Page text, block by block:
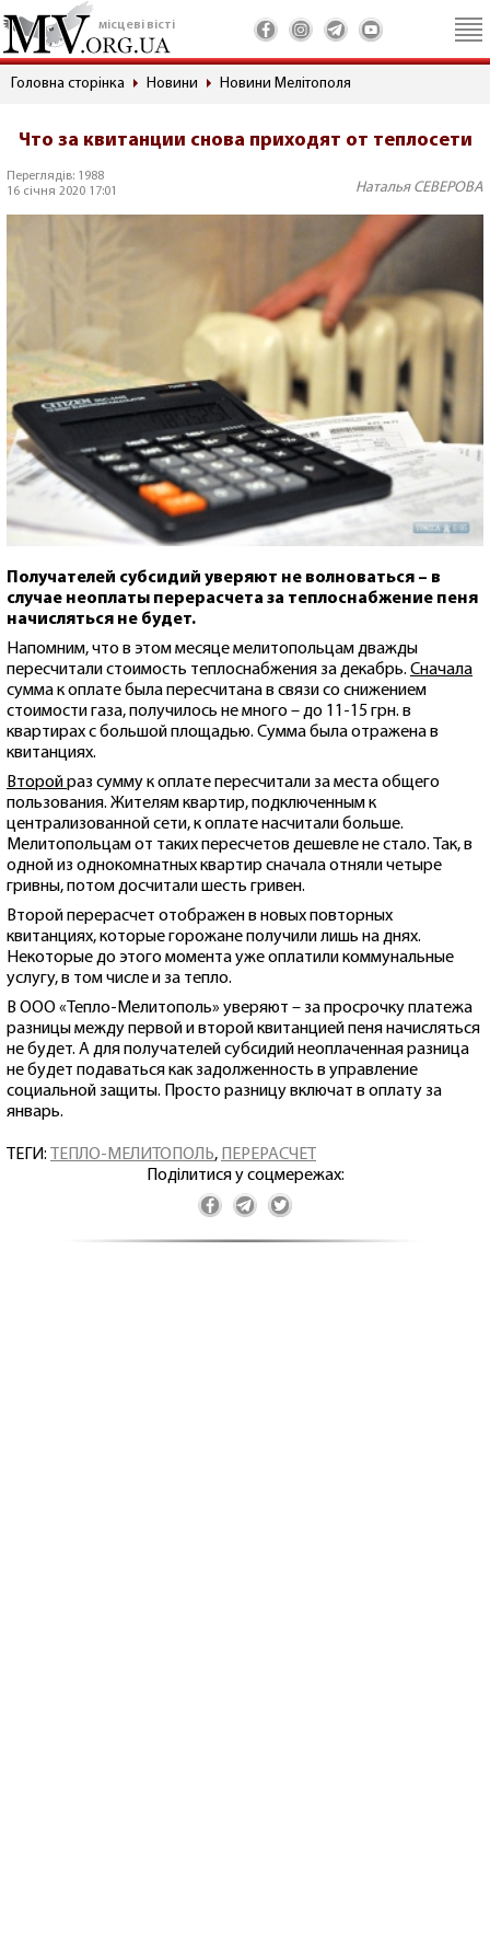
місцеві вісті
Головна сторінка Новини Новини Мелітополя
Что за квитанции снова приходят от теплосети
Переглядів: 1988
16 січня 2020 17:01
Наталья СЕВЕРОВА
Получателей субсидий уверяют не волноваться – в
случае неоплаты перерасчета за теплоснабжение пеня
начисляться не будет.
Напомним, что в этом месяце мелитопольцам дважды
пересчитали стоимость теплоснабжения за декабрь. Сначала
сумма к оплате была пересчитана в связи со снижением
стоимости газа, получилось не много – до 11-15 грн. в
квартирах с большой площадью. Сумма была отражена в
квитанциях.
Второйраз сумму к оплате пересчитали за места общего
пользования. Жителям квартир, подключенным к
централизованной сети, к оплате насчитали больше.
Мелитопольцам от таких пересчетов дешевле не стало. Так, в
одной из однокомнатных квартир сначала отняли четыре
гривны, потом досчитали шесть гривен.
Второй перерасчет отображен в новых повторных
квитанциях, которые горожане получили лишь на днях.
Некоторые до этого момента уже оплатили коммунальные
услугу, в том числе и за тепло.
В ООО «Тепло-Мелитополь» уверяют – за просрочку платежа
разницы между первой и второй квитанцией пеня начисляться
не будет. А для получателей субсидий неоплаченная разница
не будет подаваться как задолженность в управление
социальной защиты. Просто разницу включат в оплату за
январь.
ТЕГИ: ТЕПЛО-МЕЛИТОПОЛЬ, ПЕРЕРАСЧЕТ
Поділитися у соцмережах: